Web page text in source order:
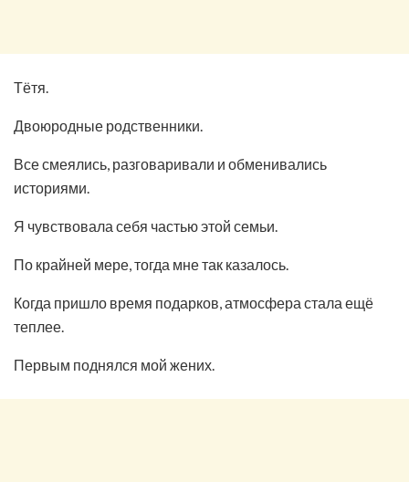
Тётя.
Двоюродные родственники.
Все смеялись, разговаривали и обменивались
историями.
Я чувствовала себя частью этой семьи.
По крайней мере, тогда мне так казалось.
Когда пришло время подарков, атмосфера стала ещё
теплее.
Первым поднялся мой жених.